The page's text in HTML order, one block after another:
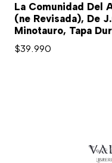
La Comunidad Del
(ne Revisada), De
Minotauro, Tapa
$39.990